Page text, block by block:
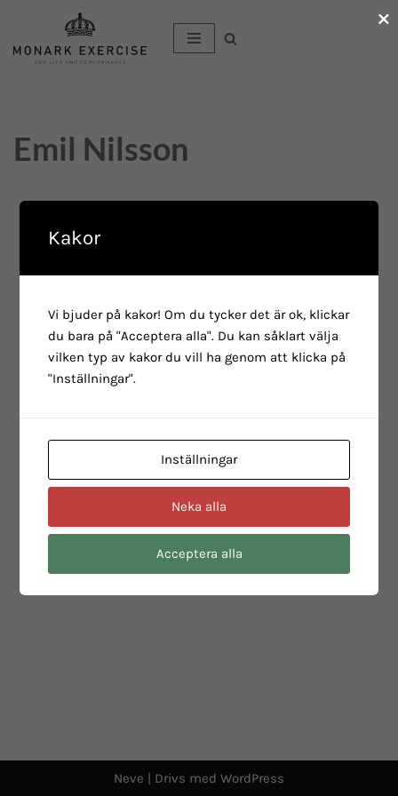
Hoppa
Emil Nilsson
Neve | Drivs med WordPress
×
Kakor
Vi bjuder på kakor! Om du tycker det är ok, klickar
du bara på "Acceptera alla". Du kan såklart välja
vilken typ av kakor du vill ha genom att klicka på
"Inställningar".
Inställningar
Neka alla
Acceptera alla